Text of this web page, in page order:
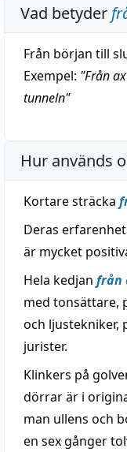
Vad betyder
Från början till
Exempel: "Från
tunneln"
Hur används
Kortare sträcka
Deras
är mycket
Hela kedjan från
med tonsättare,
och ljustekniker,
jurister.
Klinkers på
dörrar är i
man ullens och
en sex gånger